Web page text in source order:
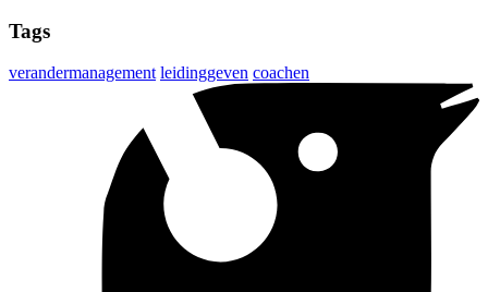
Tags
verandermanagement leidinggeven coachen